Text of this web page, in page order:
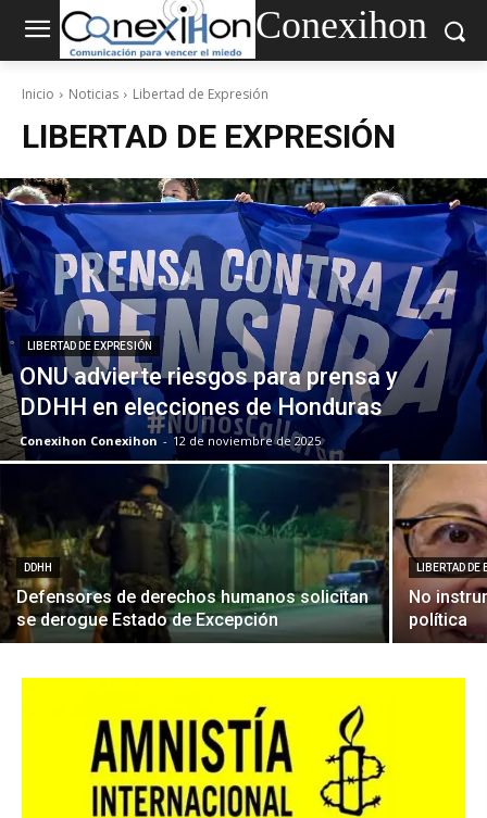
Conexihon
Inicio Noticias Libertad de Expresión
LIBERTAD DE EXPRESIÓN
LIBERTAD DE EXPRESIÓN
ONU advierte riesgos para prensa y
DDHH en elecciones de Honduras
Conexihon Conexihon - 12 de noviembre de 2025
DDHH
Defensores de derechos humanos solicitan
se derogue Estado de Excepción
LIBERTAD DE
No
política